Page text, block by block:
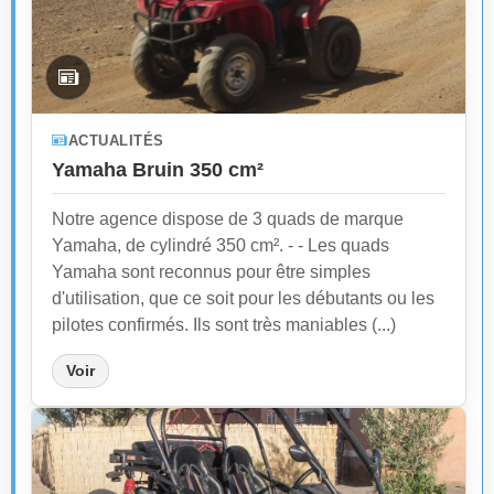
ACTUALITÉS
Yamaha Bruin 350 cm²
Notre agence dispose de 3 quads de marque
Yamaha, de cylindré 350 cm². - - Les quads
Yamaha sont reconnus pour être simples
d'utilisation, que ce soit pour les débutants ou les
pilotes confirmés. Ils sont très maniables (...)
Voir